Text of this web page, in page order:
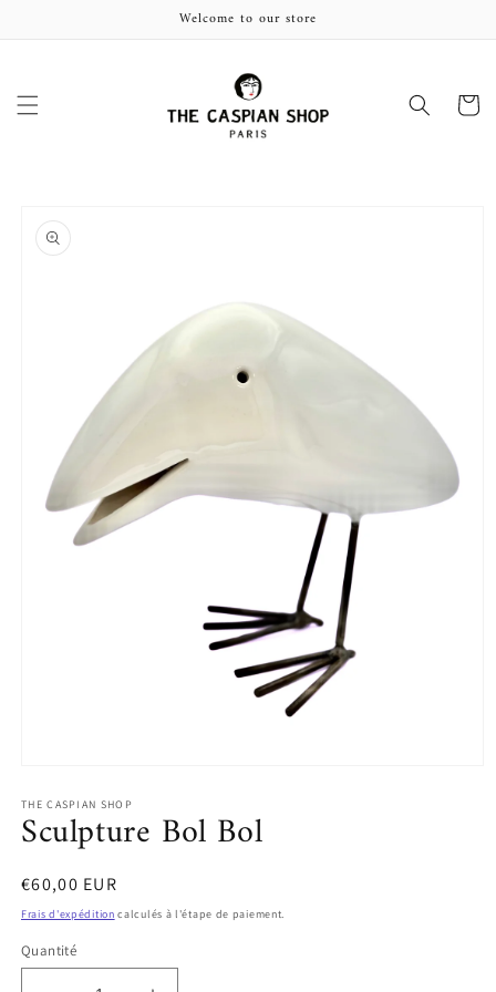
au
Welcome to our store
Panier
informations
produits
média
1
dans
modale
THE CASPIAN SHOP
Sculpture Bol Bol
Prix
habituel
€60,00 EUR
Frais d'expédition calculés à l'étape de paiement.
Quantité